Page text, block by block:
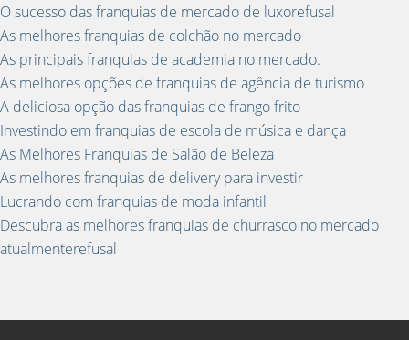
O sucesso das franquias de mercado de luxorefusal
As melhores franquias de colchão no mercado
As principais franquias de academia no mercado.
As melhores opções de franquias de agência de turismo
A deliciosa opção das franquias de frango frito
Investindo em franquias de escola de música e dança
As Melhores Franquias de Salão de Beleza
As melhores franquias de delivery para investir
Lucrando com franquias de moda infantil
Descubra as melhores franquias de churrasco no mercado
atualmenterefusal